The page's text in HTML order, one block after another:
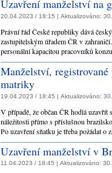
Uzavření manželství na
20.04.2023 / 18:15 | Aktualizováno:
Právní řád České republiky dává
zastupitelským úřadem ČR v
personální kapacitou pracovníků
Manželství,
matriky
19.04.2023 / 18:45 | Aktualizováno:
V případě, že občan ČR hodlá uzavřít
náležitosti přímo s příslušnou
Po uzavření sňatku je třeba požádat o
Uzavření manželství v
11.04.2023 / 18:45 | Aktualizováno: